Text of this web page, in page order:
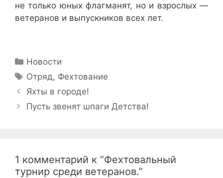
не только юных флагманят, но и взрослых —
ветеранов и выпускников всех лет.
Рубрики
Новости
Метки
Отряд, Фехтование
Навигация
записи
Яхты в городе!
Пусть звенят шпаги Детства!
1 комментарий к “Фехтовальный
турнир среди ветеранов.”